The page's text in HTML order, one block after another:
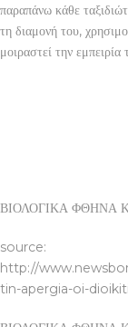
παραπάνω κάθε
τη διαμονή του,
μοιραστεί την
ΒΙΟΛΟΓΙΚΑ ΦΘΗΝΑ
source:
http://
tin-apergia-oi-